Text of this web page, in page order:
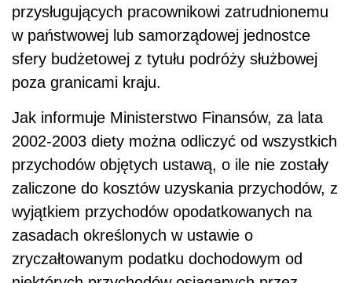
przysługujących pracownikowi zatrudnionemu
w państwowej lub samorządowej jednostce
sfery budżetowej z tytułu podróży służbowej
poza granicami kraju.
Jak informuje Ministerstwo Finansów, za lata
2002-2003 diety można odliczyć od wszystkich
przychodów objętych ustawą, o ile nie zostały
zaliczone do kosztów uzyskania przychodów, z
wyjątkiem przychodów opodatkowanych na
zasadach określonych w ustawie o
zryczałtowanym podatku dochodowym od